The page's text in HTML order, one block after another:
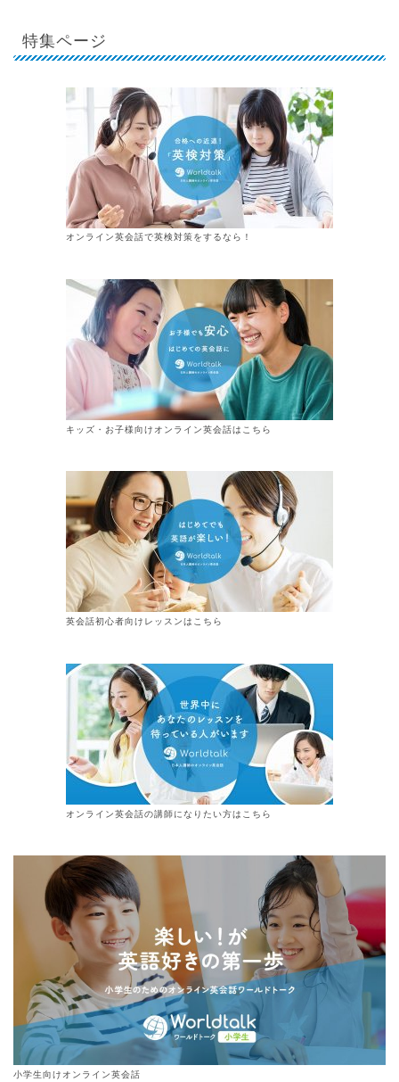
特集ページ
オンライン英会話で英検対策をするなら！
キッズ・お子様向けオンライン英会話はこちら
英会話初心者向けレッスンはこちら
オンライン英会話の講師になりたい方はこちら
小学生向けオンライン英会話